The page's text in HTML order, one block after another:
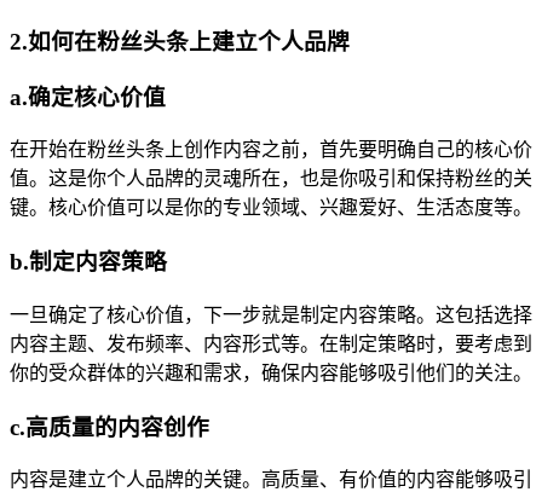
2.如何在粉丝头条上建立个人品牌
a.确定核心价值
在开始在粉丝头条上创作内容之前，首先要明确自己的核心价
值。这是你个人品牌的灵魂所在，也是你吸引和保持粉丝的关
键。核心价值可以是你的专业领域、兴趣爱好、生活态度等。
b.制定内容策略
一旦确定了核心价值，下一步就是制定内容策略。这包括选择
内容主题、发布频率、内容形式等。在制定策略时，要考虑到
你的受众群体的兴趣和需求，确保内容能够吸引他们的关注。
c.高质量的内容创作
内容是建立个人品牌的关键。高质量、有价值的内容能够吸引